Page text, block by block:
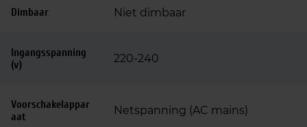
Dimbaar Niet dimbaar
Ingangsspanning
(v)
220-240
Voorschakelappar
aat
Netspanning (AC mains)